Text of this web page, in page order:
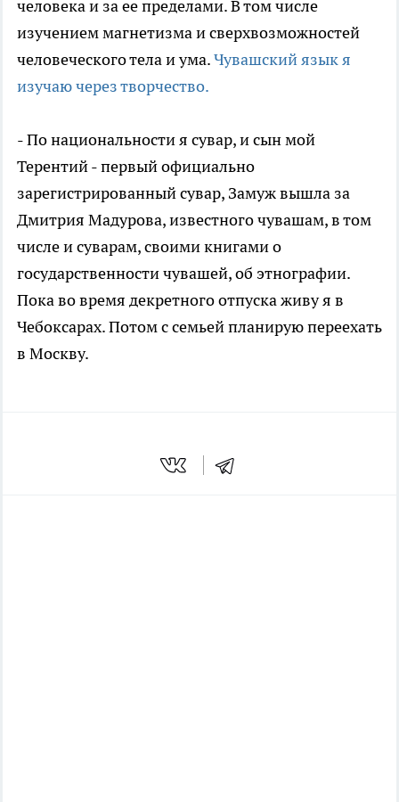
человека и за ее пределами. В том числе
изучением магнетизма и сверхвозможностей
человеческого тела и ума.Чувашский язык я
изучаю через творчество.
- По национальности я сувар, и сын мой
Терентий - первый официально
зарегистрированный сувар, Замуж вышла за
Дмитрия Мадурова, известного чувашам, в том
числе и суварам, своими книгами о
государственности чувашей, об этнографии.
Пока во время декретного отпуска живу я в
Чебоксарах. Потом с семьей планирую переехать
в Москву.